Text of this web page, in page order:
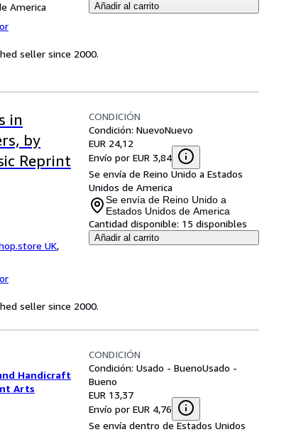
America
Añadir al carrito
seller since 2000.
in
by
Reprint
UK,
CONDICIÓN
Condición: NuevoNuevo
EUR 24,12
Envío por EUR 3,84
Se envía de Reino Unido a Estados
Unidos de America
Se envía de Reino Unido a
Estados Unidos de America
Cantidad disponible: 15 disponibles
Añadir al carrito
seller since 2000.
Handicraft
Arts
CONDICIÓN
Condición: Usado - BuenoUsado -
Bueno
EUR 13,37
Envío por EUR 4,76
Se envía dentro de Estados Unidos